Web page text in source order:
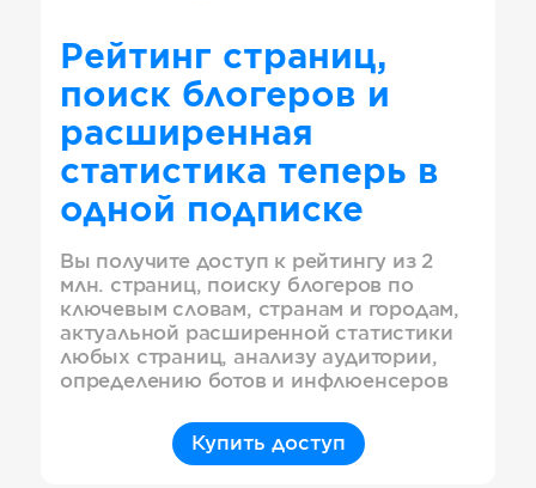
Рейтинг страниц,
поиск блогеров и
расширенная
статистика теперь в
одной подписке
Вы получите доступ к рейтингу из 2
млн. страниц, поиску блогеров по
ключевым словам, странам и городам,
актуальной расширенной статистики
любых страниц, анализу аудитории,
определению ботов и инфлюенсеров
Купить доступ